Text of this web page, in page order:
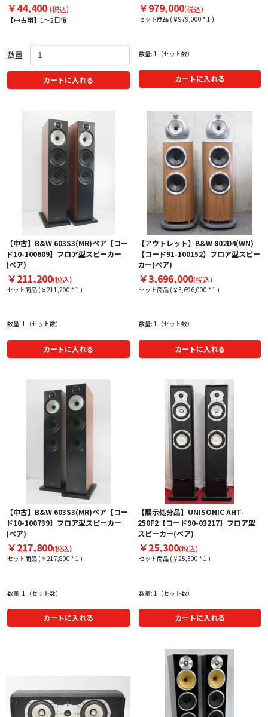
￥44,400 (税込)
【中古用】1～2日後
数量
カートに入れる
￥979,000(税込)
セット商品 (￥979,000 * 1 )
数量: 1（セット数）
カートに入れる
【中古】B&W 603S3(MR)ペア【コー
ド10-100609】フロア型スピーカー
(ペア)
￥211,200(税込)
セット商品 (￥211,200 * 1 )
数量: 1（セット数）
カートに入れる
【アウトレット】B&W 802D4(WN)
【コード91-100152】フロア型スピー
カー(ペア)
￥3,696,000(税込)
セット商品 (￥3,696,000 * 1 )
数量: 1（セット数）
カートに入れる
【中古】B&W 603S3(MR)ペア【コー
ド10-100739】フロア型スピーカー
(ペア)
￥217,800(税込)
セット商品 (￥217,800 * 1 )
数量: 1（セット数）
カートに入れる
【展示処分品】UNISONIC AHT-
250F2【コード90-03217】フロア型
スピーカー(ペア)
￥25,300(税込)
セット商品 (￥25,300 * 1 )
数量: 1（セット数）
カートに入れる